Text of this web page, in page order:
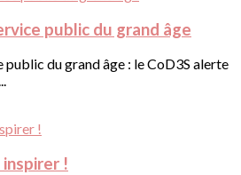
public du grand âge
du grand âge : le CoD3S alerte
!